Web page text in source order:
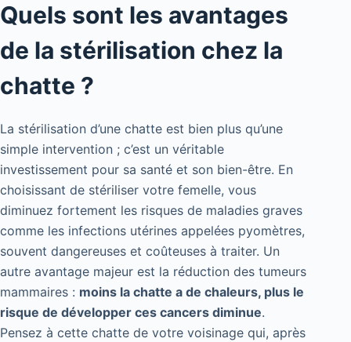
Quels sont les avantages
de la stérilisation chez la
chatte ?
La stérilisation d’une chatte est bien plus qu’une
simple intervention ; c’est un véritable
investissement pour sa santé et son bien-être. En
choisissant de stériliser votre femelle, vous
diminuez fortement les risques de maladies graves
comme les infections utérines appelées pyomètres,
souvent dangereuses et coûteuses à traiter. Un
autre avantage majeur est la réduction des tumeurs
mammaires : moins la chatte a de chaleurs, plus le
risque de développer ces cancers diminue.
Pensez à cette chatte de votre voisinage qui, après